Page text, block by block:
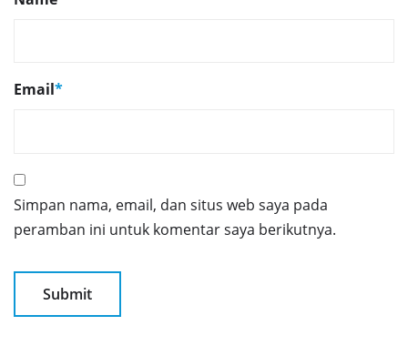
Email*
Simpan nama, email, dan situs web saya pada
peramban ini untuk komentar saya berikutnya.